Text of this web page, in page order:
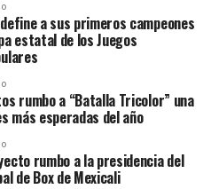
a sus primeros campeones
estatal de los Juegos
rumbo a “Batalla Tricolor” una
más esperadas del año
rumbo a la presidencia del
de Box de Mexicali